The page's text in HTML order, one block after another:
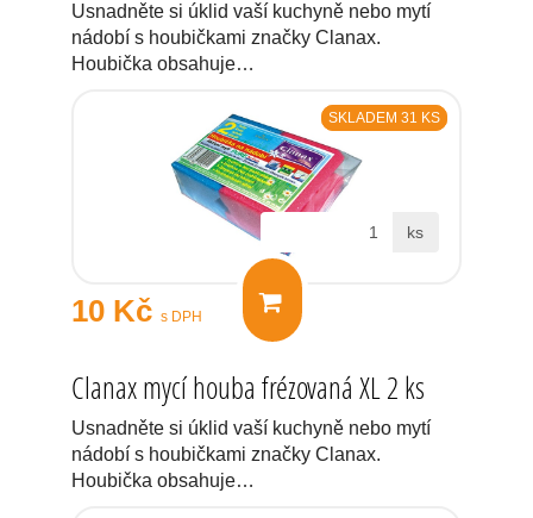
Usnadněte si úklid vaší kuchyně nebo mytí
nádobí s houbičkami značky Clanax.
Houbička obsahuje…
SKLADEM 31 KS
10 Kč s DPH
ks
Clanax mycí houba frézovaná XL 2 ks
Usnadněte si úklid vaší kuchyně nebo mytí
nádobí s houbičkami značky Clanax.
Houbička obsahuje…